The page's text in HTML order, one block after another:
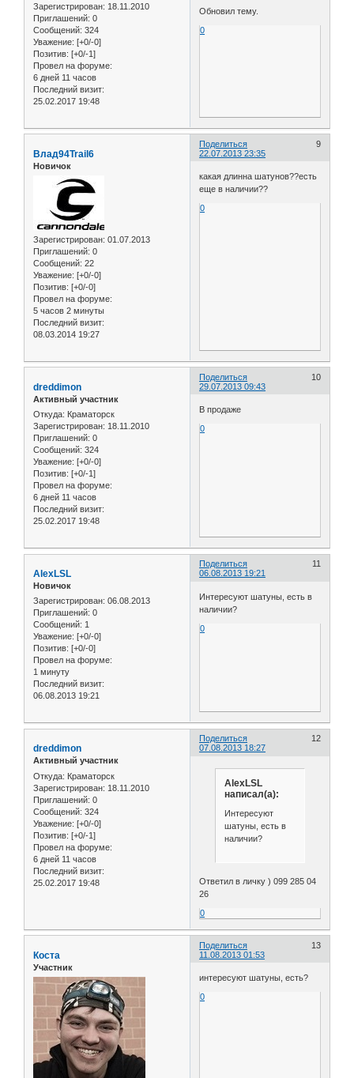
Зарегистрирован: 18.11.2010
Приглашений: 0
Сообщений: 324
Уважение: [+0/-0]
Позитив: [+0/-1]
Провел на форуме:
6 дней 11 часов
Последний визит:
25.02.2017 19:48
Обновил тему.
0
Поделиться
9
22.07.2013 23:35
Влад94Trail6
Новичок
Зарегистрирован: 01.07.2013
Приглашений: 0
Сообщений: 22
Уважение: [+0/-0]
Позитив: [+0/-0]
Провел на форуме:
5 часов 2 минуты
Последний визит:
08.03.2014 19:27
какая длинна шатунов??есть
еще в наличии??
0
Поделиться
10
29.07.2013 09:43
dreddimon
Активный участник
Откуда: Краматорск
Зарегистрирован: 18.11.2010
Приглашений: 0
Сообщений: 324
Уважение: [+0/-0]
Позитив: [+0/-1]
Провел на форуме:
6 дней 11 часов
Последний визит:
25.02.2017 19:48
В продаже
0
Поделиться
11
06.08.2013 19:21
AlexLSL
Новичок
Зарегистрирован: 06.08.2013
Приглашений: 0
Сообщений: 1
Уважение: [+0/-0]
Позитив: [+0/-0]
Провел на форуме:
1 минуту
Последний визит:
06.08.2013 19:21
Интересуют шатуны, есть в
наличии?
0
Поделиться
12
07.08.2013 18:27
dreddimon
Активный участник
Откуда: Краматорск
Зарегистрирован: 18.11.2010
Приглашений: 0
Сообщений: 324
Уважение: [+0/-0]
Позитив: [+0/-1]
Провел на форуме:
6 дней 11 часов
Последний визит:
25.02.2017 19:48
AlexLSL
написал(а):
Интересуют
шатуны, есть в
наличии?
Ответил в личку ) 099 285 04
26
0
Поделиться
13
11.08.2013 01:53
Коста
Участник
интересуют шатуны, есть?
0